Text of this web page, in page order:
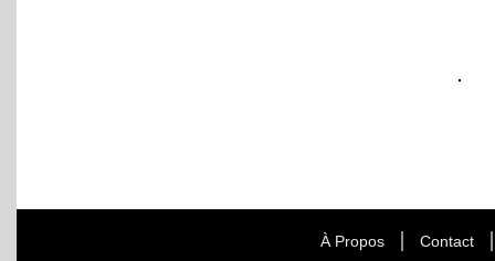
À Propos Contact